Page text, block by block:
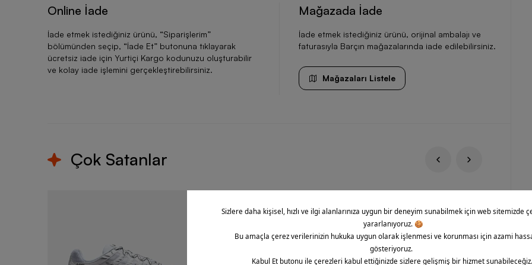
Online İade
İade etmek istediğiniz ürünü, “Siparişlerim”
bölümünden seçip, “İade Et” butonuna tıklayarak
ücretsiz iade için Yurtiçi Kargo kodunuzu oluşturabilir
ve kolay iade işlemini gerçekleştirebilirsiniz.
Mağazada İade
İade etmek istediğiniz ürünü, orijinal ambalajı ve
faturasıyla Barçın mağazalarında iade edilebilirsiniz.
Mağazaları Listele
Çok Satanlar